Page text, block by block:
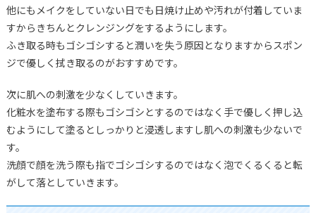
他にもメイクをしていない日でも日焼け止めや汚れが付着していま
すからきちんとクレンジングをするようにします。
ふき取る時もゴシゴシすると潤いを失う原因となりますからスポン
ジで優しく拭き取るのがおすすめです。
次に肌への刺激を少なくしていきます。
化粧水を塗布する際もゴシゴシとするのではなく手で優しく押し込
むようにして塗るとしっかりと浸透しますし肌への刺激も少ないで
す。
洗顔で顔を洗う際も指でゴシゴシするのではなく泡でくるくると転
がして落としていきます。